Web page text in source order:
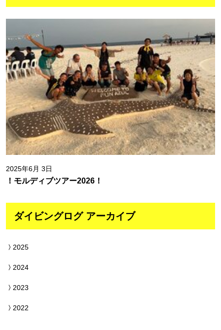
2025年6月 3日
！モルディブツアー2026！
ダイビングログ アーカイブ
2025
2024
2023
2022